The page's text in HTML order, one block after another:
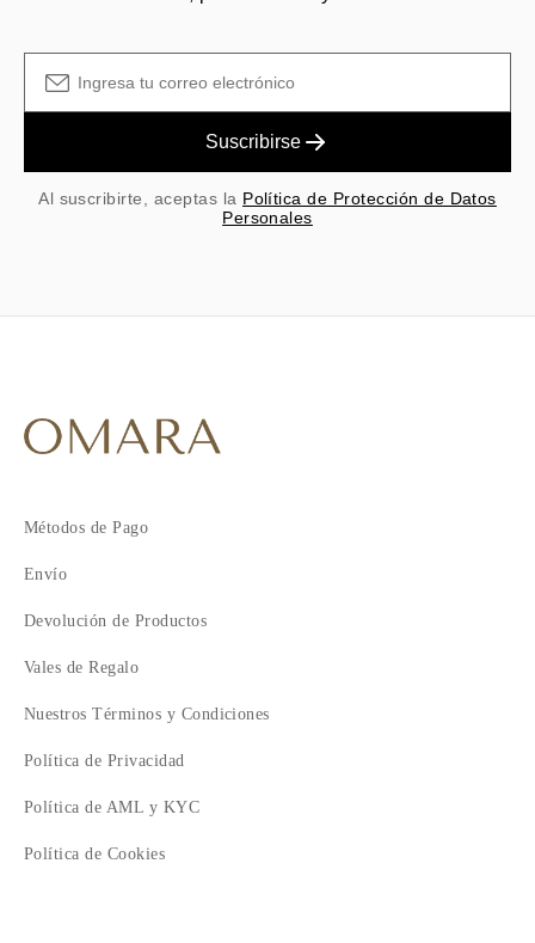
Suscribirse
Al suscribirte, aceptas la Política de Protección de Datos
Personales
Métodos de Pago
Envío
Devolución de Productos
Vales de Regalo
Nuestros Términos y Condiciones
Política de Privacidad
Política de AML y KYC
Política de Cookies